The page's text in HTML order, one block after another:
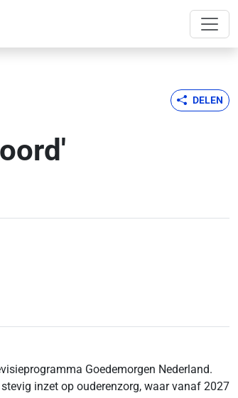
DELEN
Goedemorgen Nederland.
inzet op ouderenzorg, waar vanaf 2027